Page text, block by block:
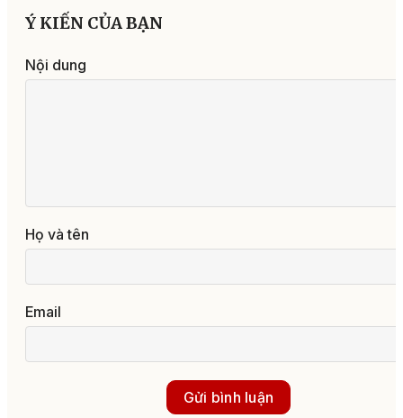
Ý KIẾN CỦA BẠN
Nội dung
Họ và tên
Email
Gửi bình luận